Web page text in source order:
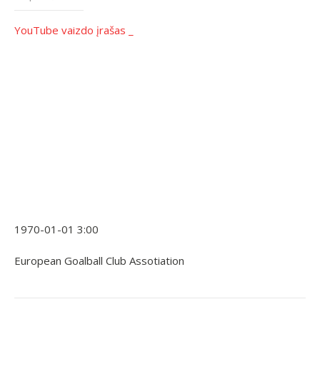
YouTube vaizdo įrašas _
1970-01-01 3:00
European Goalball Club Assotiation